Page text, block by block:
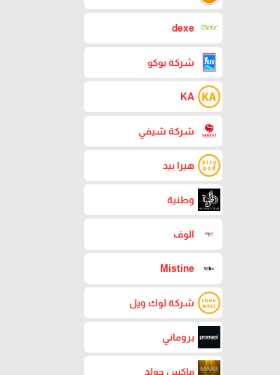
dexe
شركة يوكو
KA
شركة شيفي
هيرا بيد
وطنية
الوف
Mistine
شركة لوك ويل
بروماني
ماكس جولد